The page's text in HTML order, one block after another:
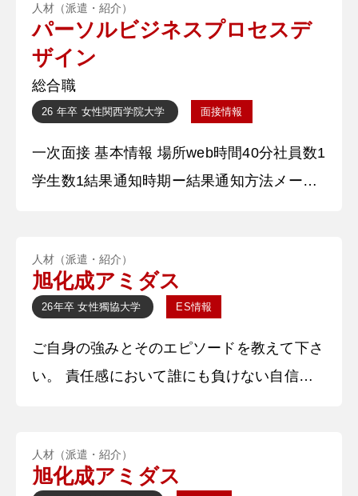
ミに所属しており、〇〇を務めております。
本日はよろしくお願いいたします。 ②学生
時代に力を入れたことを教えてください。
〇〇サークルの裏方として、集客活動に力を
入れました。特にSNS運
人材（派遣・紹介）
パーソルビジネスプロセスデ
ザイン
総合職
26 年卒 女性関西学院大学 面接情報
一次面接 基本情報 場所web時間40分社員数1
学生数1結果通知時期ー結果通知方法メール
〇〇ゼミに所属しており、〇〇を務めており
ます。本日はよろしくお願いいたします。
②学生時代に力を入れたことを教えてくださ
い。 〇〇サークルの裏方として、集客活動
に力を入れました。特にSNS
人材（派遣・紹介）
旭化成アミダス
26年卒 女性獨協大学 ES情報
ご自身の強みとそのエピソードを教えて下さ
い。 責任感において誰にも負けない自信が
が本来の用途とは違う誤用をしてしまった。
学校の財務局の学生や職員、先輩に相談をし
人材（派遣・紹介）
旭化成アミダス